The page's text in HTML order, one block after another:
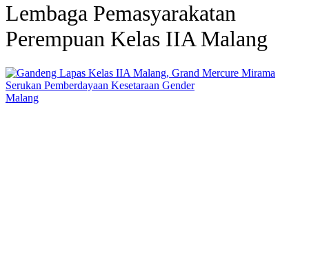
Lembaga Pemasyarakatan
Perempuan Kelas IIA Malang
Malang